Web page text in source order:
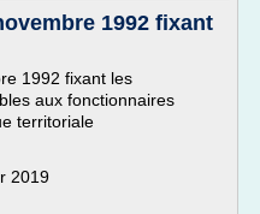
1992 fixant
1992 fixant les
aux fonctionnaires
territoriale
2019